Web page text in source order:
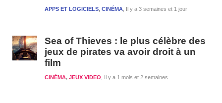
Il y a 3 semaines et 1 jour
APPS ET LOGICIELS, CINÉMA
Sea of Thieves : le plus célèbre des
jeux de pirates va avoir droit à un
film
Il y a 1 mois et 2 semaines
CINÉMA, JEUX VIDEO